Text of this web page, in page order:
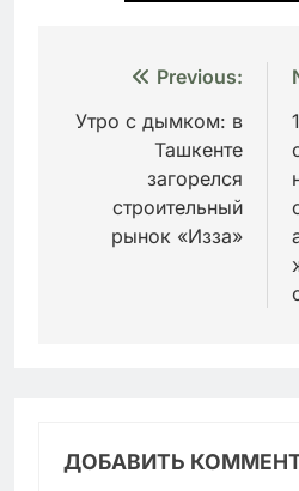
Навигация
по
записям
Previous:
Утро с дымком: в
Ташкенте
загорелся
строительный
рынок «Изза»
ДОБАВИТЬ